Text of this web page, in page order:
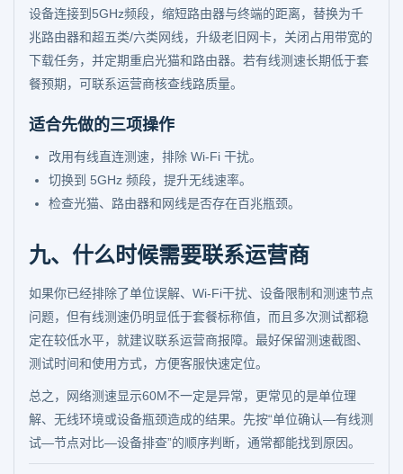
设备连接到5GHz频段，缩短路由器与终端的距离，替换为千
兆路由器和超五类/六类网线，升级老旧网卡，关闭占用带宽的
下载任务，并定期重启光猫和路由器。若有线测速长期低于套
餐预期，可联系运营商核查线路质量。
适合先做的三项操作
改用有线直连测速，排除 Wi-Fi 干扰。
切换到 5GHz 频段，提升无线速率。
检查光猫、路由器和网线是否存在百兆瓶颈。
九、什么时候需要联系运营商
如果你已经排除了单位误解、Wi-Fi干扰、设备限制和测速节点
问题，但有线测速仍明显低于套餐标称值，而且多次测试都稳
定在较低水平，就建议联系运营商报障。最好保留测速截图、
测试时间和使用方式，方便客服快速定位。
总之，网络测速显示60M不一定是异常，更常见的是单位理
解、无线环境或设备瓶颈造成的结果。先按“单位确认—有线测
试—节点对比—设备排查”的顺序判断，通常都能找到原因。